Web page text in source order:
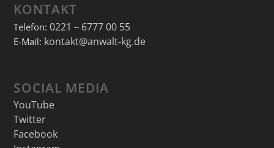
KONTAKT
Telefon: 0221 – 6777 00 55
E-Mail: kontakt@anwalt-kg.de
SOCIAL MEDIA
YouTube
Twitter
Facebook